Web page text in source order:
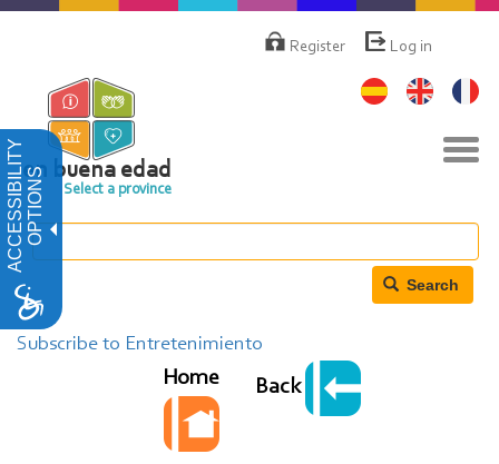
ACCESSIBILITYOPTIONS
Skip
content
deRegister Log in
en buena edad
Select a province
Search
Subscribe to Entretenimiento
Home Back